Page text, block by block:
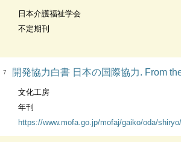
日本介護福祉学会
不定期刊
7 開発協力白書 日本の国際協力. From
文化工房
年刊
https://www.mofa.go.jp/mofaj/gaiko/oda/